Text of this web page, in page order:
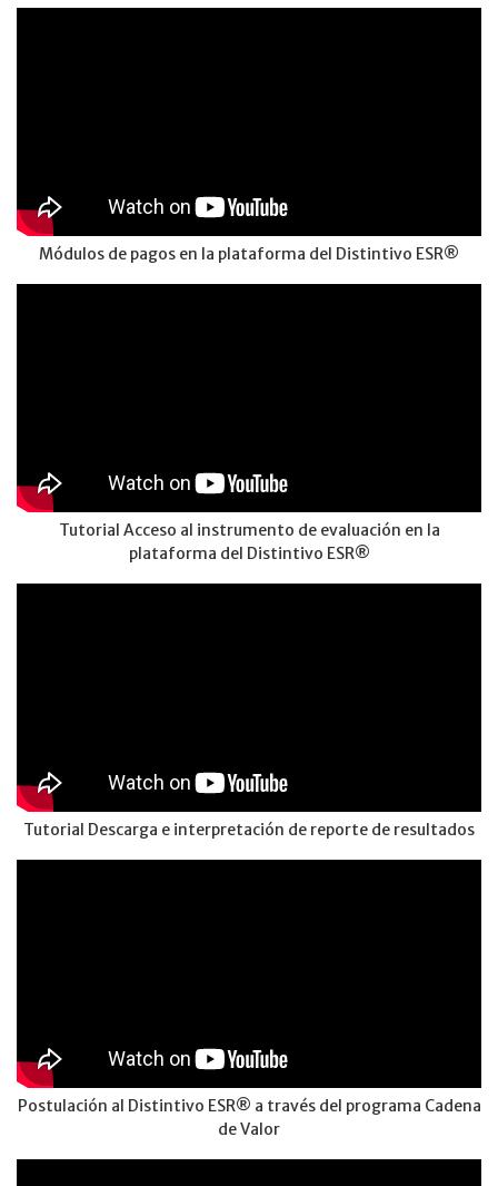
Módulos de pagos en la plataforma del Distintivo ESR®
Tutorial Acceso al instrumento de evaluación en la
plataforma del Distintivo ESR®
Tutorial Descarga e interpretación de reporte de resultados
Postulación al Distintivo ESR® a través del programa Cadena
de Valor